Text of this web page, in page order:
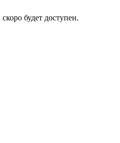
будет доступен.